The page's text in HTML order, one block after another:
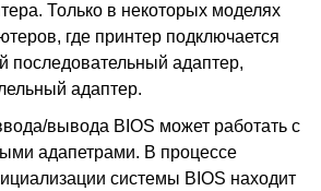
Только в некоторых моделях
где принтер подключается
последовательный адаптер,
адаптер.
вывода BIOS может работать с
адапетрами. В процессе
системы BIOS находит